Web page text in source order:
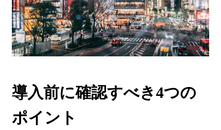
導入前に確認すべき4つの
ポイント